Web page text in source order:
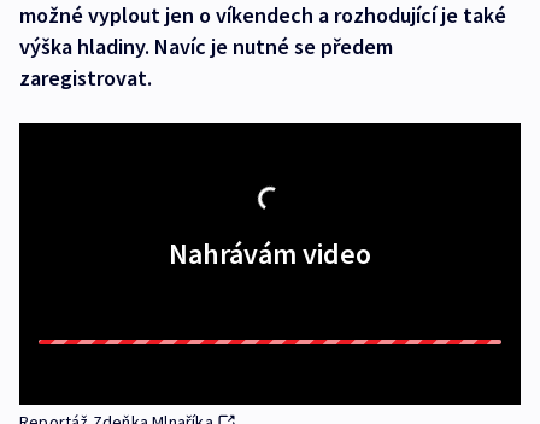
možné vyplout jen o víkendech a rozhodující je také
výška hladiny. Navíc je nutné se předem
zaregistrovat.
Nahrávám video